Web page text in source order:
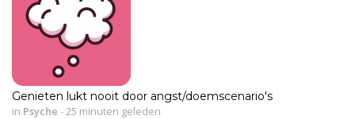
Genieten lukt nooit door angst/doemscenario's
in Psyche - 25 minuten geleden